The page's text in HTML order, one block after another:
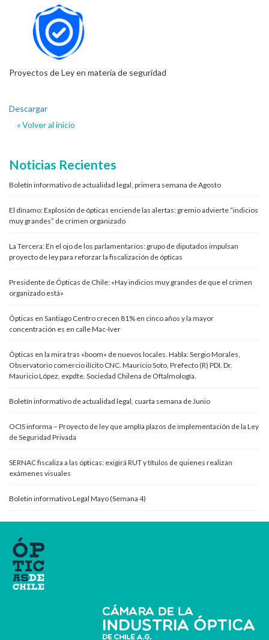
Proyectos de Ley en materia de seguridad
Descargar
« Volver al inicio
Noticias Recientes
Boletín informativo de actualidad legal, primera semana de Agosto
El dínamo: Explosión de ópticas enciende las alertas: gremio advierte “indicios
muy grandes” de crimen organizado
La Tercera: En el ojo de los parlamentarios: grupo de diputados impulsan
proyecto de ley para reforzar la fiscalización de ópticas
Presidente de Ópticas de Chile: «Hay indicios muy grandes de que el crimen
organizado está»
Ópticas en Santiago Centro crecen 81% en cinco años y la mayor
concentración es en calle Mac-Iver
Ópticas en la mira tras «boom» de nuevos locales. Habla: Sergio Morales,
Observatorio comercio ilícito CNC. Mauricio Soto, Prefecto (R) PDI. Dr.
Mauricio López, expdte. Sociedad Chilena de Oftalmología.
Boletín informativo de actualidad legal, cuarta semana de Junio
OCIS informa – Proyecto de ley que amplía plazos de implementación de la Ley
de Seguridad Privada
SERNAC fiscaliza a las ópticas: exigirá RUT y títulos de quienes realizan
exámenes visuales
Boletin informativo Legal Mayo (Semana 4)